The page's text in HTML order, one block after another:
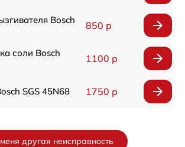
Bosch
850 р
соли Bosch
1100 р
SGS 45N68 1750 р
другая неисправность